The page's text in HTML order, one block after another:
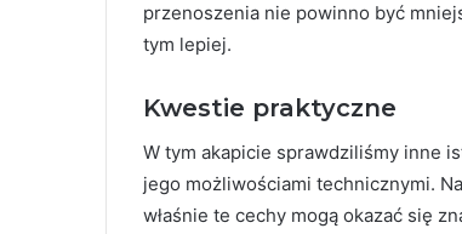
przenoszenia nie powinno być
tym lepiej.
Kwestie praktyczne
W tym akapicie sprawdziliśmy inne
jego możliwościami technicznymi.
właśnie te cechy mogą okazać się